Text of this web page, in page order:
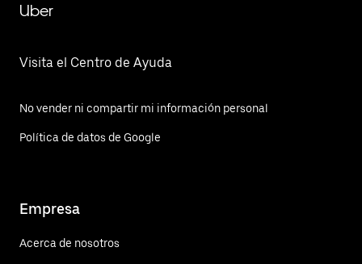
Uber
Visita el Centro de Ayuda
No vender ni compartir mi información personal
Política de datos de Google
Empresa
Acerca de nosotros